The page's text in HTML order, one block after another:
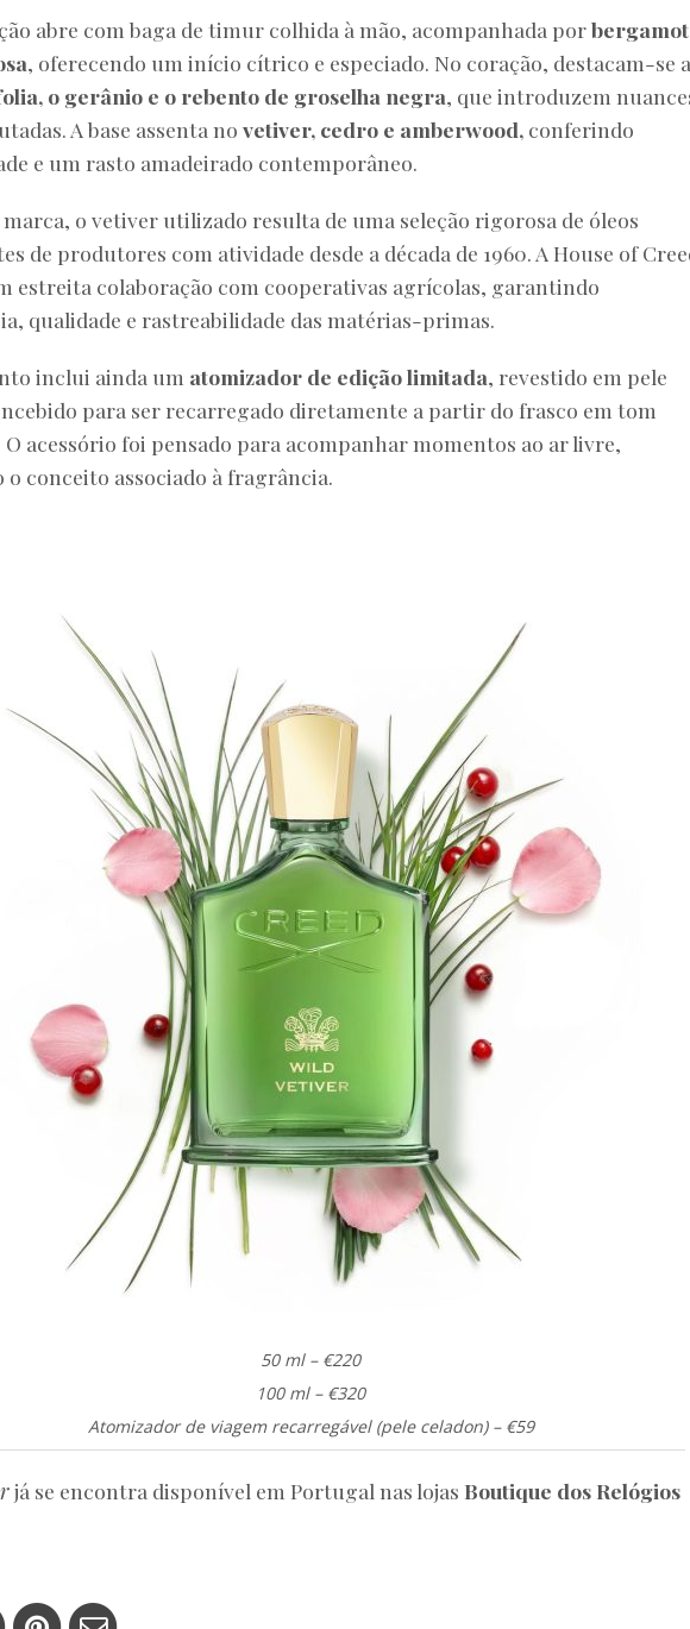
abre com baga de timur colhida à mão, acompanhada por
, oferecendo um início cítrico e especiado. No coração, destacam-se a
o gerânio e o rebento de groselha negra, que introduzem
A base assenta no vetiver, cedro e amberwood, conferindo
e um rasto amadeirado contemporâneo.
marca, o vetiver utilizado resulta de uma seleção rigorosa de óleos
de produtores com atividade desde a década de 1960. A House of
estreita colaboração com cooperativas agrícolas, garantindo
qualidade e rastreabilidade das matérias-primas.
inclui ainda um atomizador de edição limitada, revestido em pele
para ser recarregado diretamente a partir do frasco em tom
O acessório foi pensado para acompanhar momentos ao ar livre,
o conceito associado à fragrância.
50 ml – €220
100 ml – €320
Atomizador de viagem recarregável (pele celadon) – €59
já se encontra disponível em Portugal nas lojas Boutique dos Relógios